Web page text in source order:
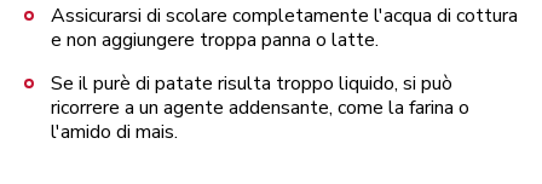
Assicurarsi di scolare completamente l'acqua di cottura
e non aggiungere troppa panna o latte.
Se il purè di patate risulta troppo liquido, si può
ricorrere a un agente addensante, come la farina o
l'amido di mais.